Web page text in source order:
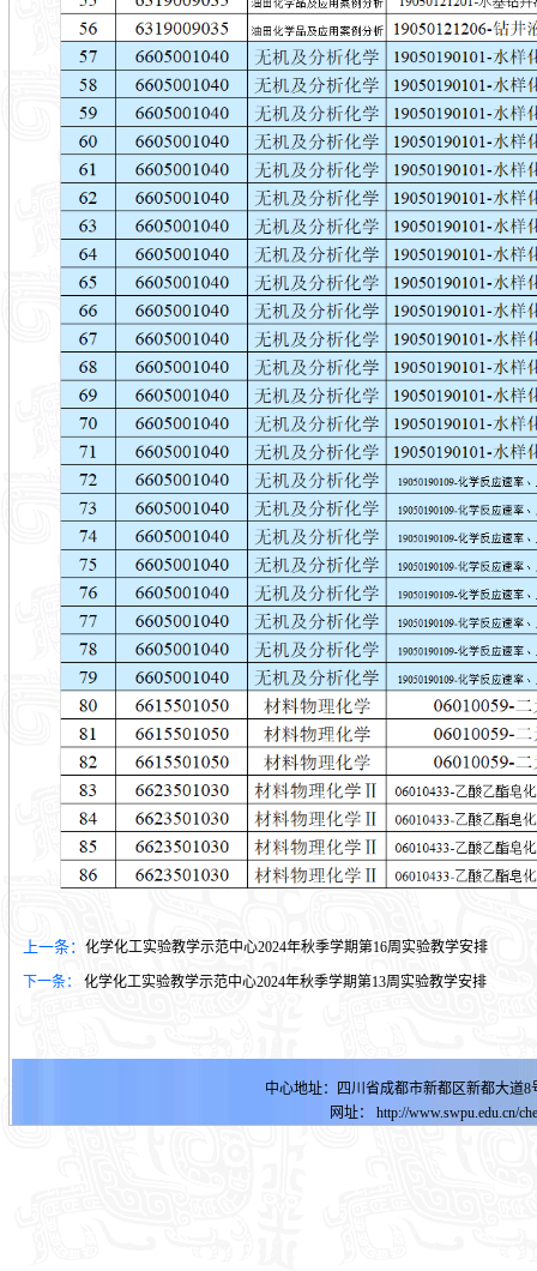
上一条： 化学化工实验教学示范中心2024年秋季学期第16周实验教学安排
下一条： 化学化工实验教学示范中心2024年秋季学期第13周实验教学安排
中心地址：四川省成都市新都区新都大
网址：
http://www.swpu.edu.cn/